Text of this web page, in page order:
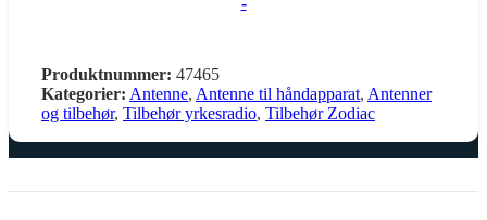
Produktnummer: 47465
Kategorier: Antenne, Antenne til håndapparat, Antenner
og tilbehør, Tilbehør yrkesradio, Tilbehør Zodiac